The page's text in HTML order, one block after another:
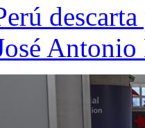
Antonio